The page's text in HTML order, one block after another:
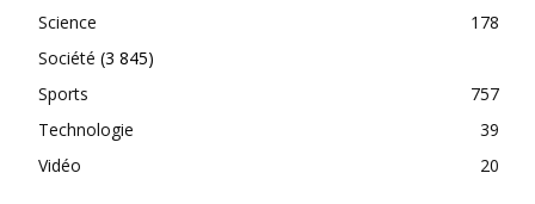
Science
178
Société (3 845)
Sports
757
Technologie
39
Vidéo
20